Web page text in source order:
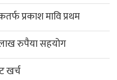
प्रकाश मावि प्रथम
लाख रुपैया सहयोग
खर्च